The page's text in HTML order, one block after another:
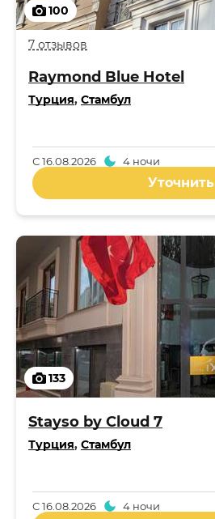
100
7 отзывов
Raymond Blue Hotel
Турция, Стамбул
С16.08.2026 4 ночи
Уточнить
133
Stayso by Cloud 7
Турция, Стамбул
С16.08.2026 4 ночи